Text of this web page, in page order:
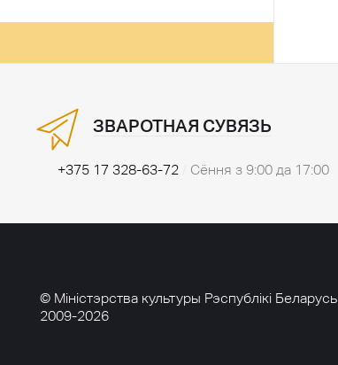
ЗВАРОТНАЯ СУВЯЗЬ
+375 17 328-63-72 Сёння з 9:00 да 17:00
© Міністэрства культуры Рэспублікі Беларусь
2009-2026